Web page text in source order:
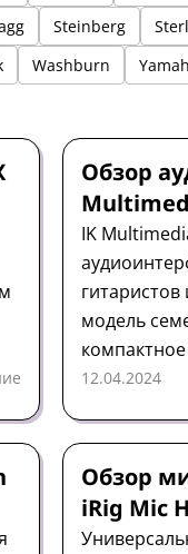
Steinberg
Washburn
Обзор
IK
модель
записи с
12.04.2024
Обзор
iRig Mic